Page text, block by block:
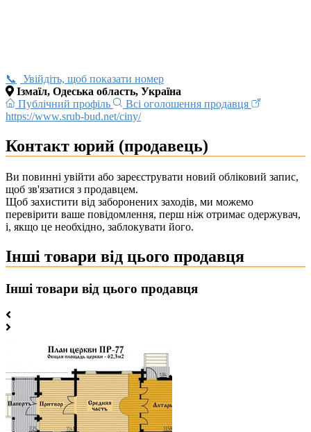
Увійдіть, щоб показати номер
Ізмаїл, Одеська область, Україна
Публічний профіль
Всі оголошення продавця
https://www.srub-bud.net/ciny/
Контакт юрий (продавець)
Ви повинні увійти або зареєструвати новий обліковий запис,
щоб зв'язатися з продавцем.
Щоб захистити від заборонених заходів, ми можемо
перевірити ваше повідомлення, перш ніж отримає одержувач,
і, якщо це необхідно, заблокувати його.
Інші товари від цього продавця
Інші товари від цього продавця